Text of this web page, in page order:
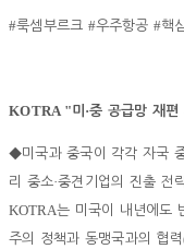
#룩셈부르크 #우주항공 #핵
KOTRA "미 ·중 공급망 재편
◆미국과 중국이 각각 자국
리 중소·중견기업의 진출 전
KOTRA는 미국이 내년에도
주의 정책과 동맹국과의 협력